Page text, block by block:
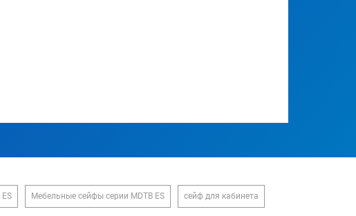
Мебельные сейфы серии MDTB ES сейф для кабинета